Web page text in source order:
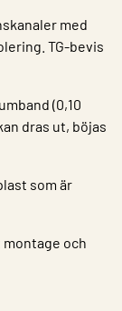
med
TG-bevis
(0,10
dras ut, böjas
som är
och